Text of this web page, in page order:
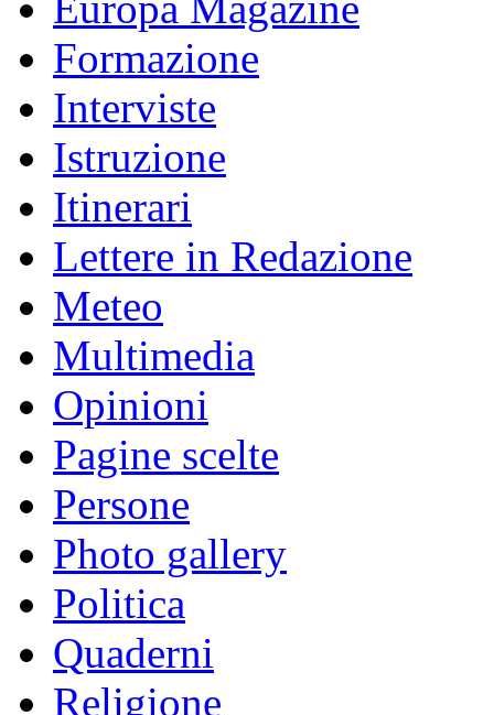
Formazione
Interviste
Istruzione
Itinerari
Lettere in Redazione
Meteo
Multimedia
Opinioni
Pagine scelte
Persone
Photo gallery
Politica
Quaderni
Religione